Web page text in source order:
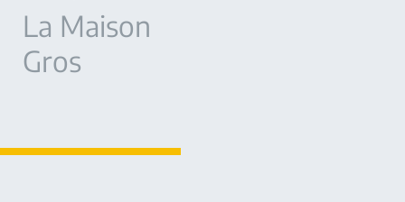
La Maison
Gros